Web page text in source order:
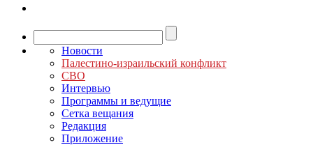
Новости
Палестино-израильский конфликт
СВО
Интервью
Программы и ведущие
Сетка вещания
Редакция
Приложение